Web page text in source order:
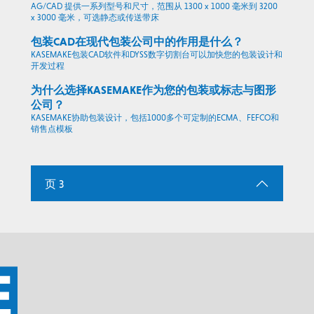
AG/CAD 提供一系列型号和尺寸，范围从 1300 x 1000 毫米到 3200
x 3000 毫米，可选静态或传送带床
包装CAD在现代包装公司中的作用是什么？
KASEMAKE包装CAD软件和DYSS数字切割台可以加快您的包装设计和
开发过程
为什么选择KASEMAKE作为您的包装或标志与图形
公司？
KASEMAKE协助包装设计，包括1000多个可定制的ECMA、FEFCO和
销售点模板
页 3